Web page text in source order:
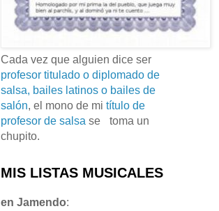
Cada vez que alguien dice ser
profesor titulado o diplomado de
salsa, bailes latinos o bailes de
salón, el mono de mi título de
profesor de salsa se
toma un
chupito.
MIS LISTAS MUSICALES
en Jamendo: